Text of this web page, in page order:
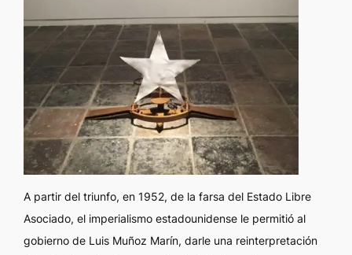
A partir del triunfo, en 1952, de la farsa del Estado Libre
Asociado, el imperialismo estadounidense le permitió al
gobierno de Luis Muñoz Marín, darle una reinterpretación